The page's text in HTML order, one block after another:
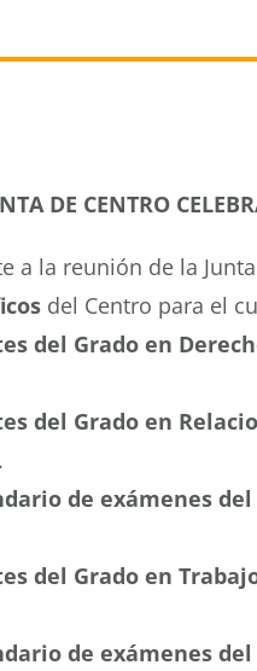
DE CENTRO
a la reunión de la
del Centro para el
del Grado en
del Grado en
de exámenes
del Grado en
de exámenes